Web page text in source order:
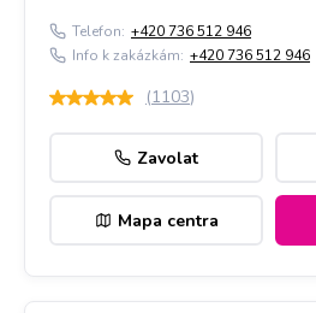
Telefon: +420 736 512 946
Info k zakázkám: +420 736 512 946
(1103)
Zavolat
Mapa centra